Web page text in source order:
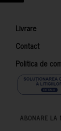
Livrare
Contact
Politica de
ABONARE LA